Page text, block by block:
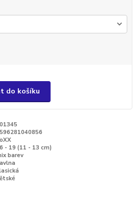
do košíku
- 19 (11 - 13 cm)
barev